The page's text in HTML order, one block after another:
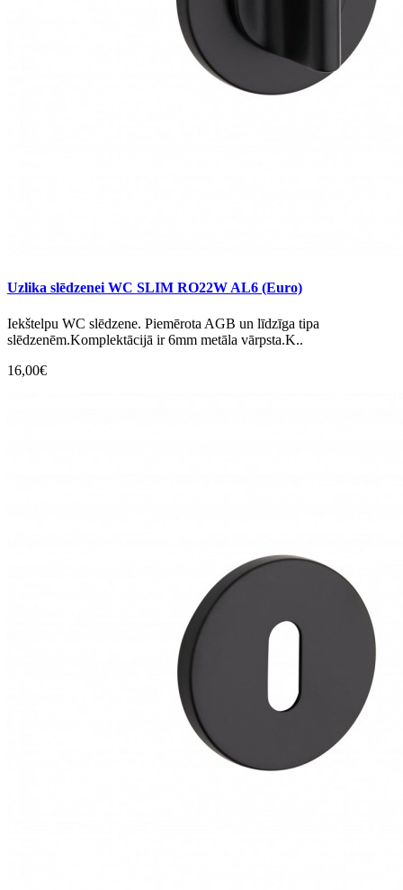
Uzlika slēdzenei WC SLIM RO22W AL6 (Euro)
Iekštelpu WC slēdzene. Piemērota AGB un līdzīga tipa
slēdzenēm.Komplektācijā ir 6mm metāla vārpsta.K..
16,00€